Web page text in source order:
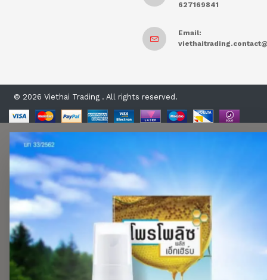
627169841
Email:
© 2026 Viethai Trading . All rights reserved.